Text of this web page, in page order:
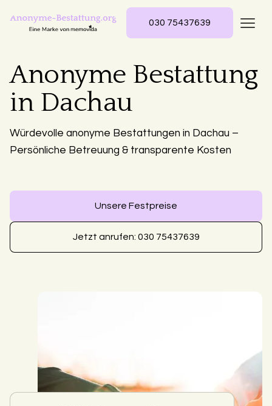
030 75437639
Anonyme Bestattung
in Dachau
Würdevolle anonyme Bestattungen in Dachau –
Persönliche Betreuung & transparente Kosten
Unsere Festpreise
Jetzt anrufen: 030 75437639